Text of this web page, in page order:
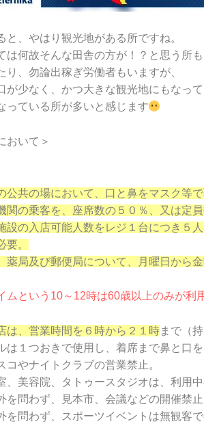
と、やはり観光地がある所ですね。
は何故そんな田舎の方が！？と思う所も
り、勿論出稼ぎ労働者もいますが、
が少なく、かつ大きな観光地にもなっ
っている所が多いと感じます
おいて＞
公共の場において、口と鼻をマスク等
関の乗客を、座席数の５０％、又は定
設の入店可能人数をレジ１台につき５
要。
薬局及び郵便局について、月曜日から金
という10～12時は60歳以上のみが利
は、営業時間を６時から２１時まで（
は１つおきで使用し、着席まで鼻と口
コやナイトクラブの営業禁止。
、美容院、タトゥースタジオは、利用
を問わず、見本市、会議などの開催禁止
を問わず、スポーツイベントは無観客